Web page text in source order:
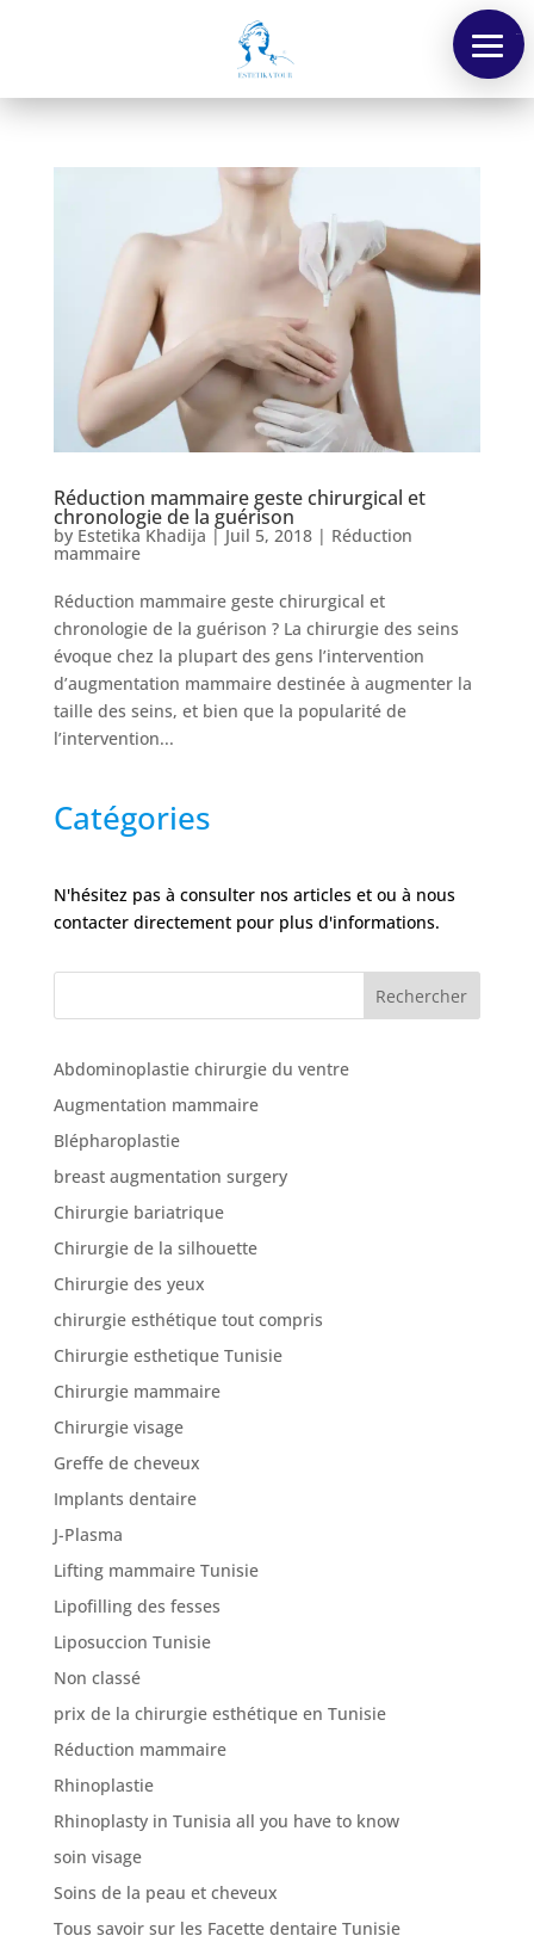
Nos
Tarifs
Nos
chirurgies
Obésité
Nos
chirurgiens
FAQ
cliniques
Nos
Avant
Après
Gratuit
Réduction mammaire geste chirurgical et
chronologie de la guérison
by Estetika Khadija |Juil 5, 2018| Réduction
mammaire
Réduction mammaire geste chirurgical et
chronologie de la guérison ? La chirurgie des seins
évoque chez la plupart des gens l’intervention
d’augmentation mammaire destinée à augmenter la
taille des seins, et bien que la popularité de
l’intervention...
Catégories
N'hésitez pas à consulter nos articles et ou à nous
contacter directement pour plus d'informations.
Rechercher
Abdominoplastie chirurgie du ventre
Augmentation mammaire
Blépharoplastie
breast augmentation surgery
Chirurgie bariatrique
Chirurgie de la silhouette
Chirurgie des yeux
chirurgie esthétique tout compris
Chirurgie esthetique Tunisie
Chirurgie mammaire
Chirurgie visage
Greffe de cheveux
Implants dentaire
J-Plasma
Lifting mammaire Tunisie
Lipofilling des fesses
Liposuccion Tunisie
Non classé
prix de la chirurgie esthétique en Tunisie
Réduction mammaire
Rhinoplastie
Rhinoplasty in Tunisia all you have to know
soin visage
Soins de la peau et cheveux
Tous savoir sur les Facette dentaire Tunisie